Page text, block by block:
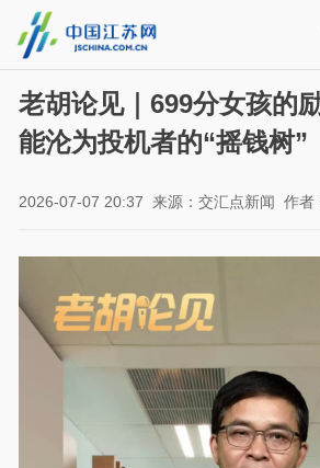
老胡论见｜699分女孩的
能沦为投机者的“摇钱树”
2026-07-07 20:37 来源：交汇点新闻 作者